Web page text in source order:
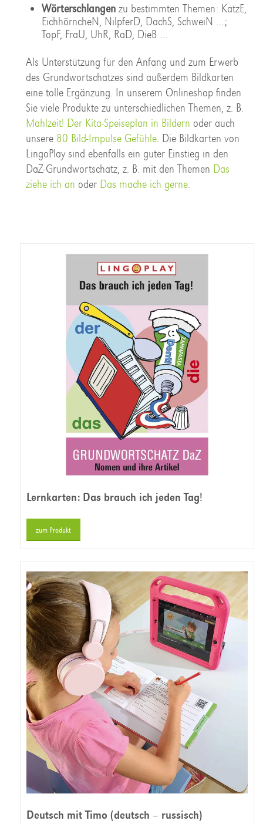
Wörterschlangenzu bestimmten Themen: KatzE,
EichhörncheN, NilpferD, DachS, SchweiN …;
TopF, FraU, UhR, RaD, DieB …
Als Unterstützung für den Anfang und zum Erwerb
des Grundwortschatzes sind außerdem Bildkarten
eine tolle Ergänzung. In unserem Onlineshop finden
Sie viele Produkte zu unterschiedlichen Themen, z. B.
Mahlzeit! Der Kita-Speiseplan in Bildern oder auch
unsere 80 Bild-Impulse Gefühle. Die Bildkarten von
LingoPlay sind ebenfalls ein guter Einstieg in den
DaZ-Grundwortschatz, z. B. mit den Themen Das
ziehe ich an oder Das mache ich gerne.
Lernkarten: Das brauch ich jeden Tag!
zum Produkt
Deutsch mit Timo (deutsch – russisch)